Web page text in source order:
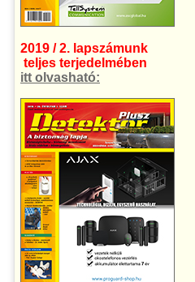
2019 / 2. lapszámunk
teljes terjedelmében
itt olvasható: